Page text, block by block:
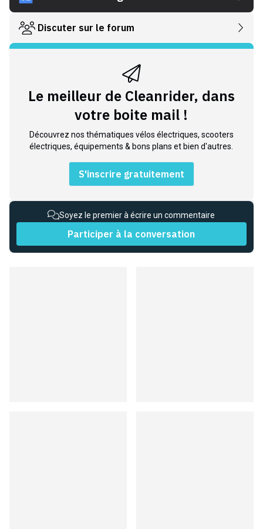
Discuter sur le forum
Le meilleur de Cleanrider, dans
votre boite mail !
Découvrez nos thématiques vélos électriques, scooters
électriques, équipements & bons plans et bien d'autres.
S'inscrire gratuitement
Soyez le premier à écrire un commentaire
Participer à la conversation